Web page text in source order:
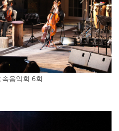
속음악회 6회